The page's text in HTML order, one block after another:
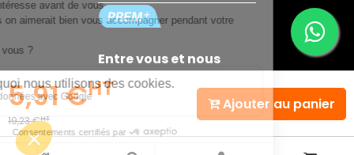
5,91 €HT
19,23 €HT
Ajouter au panier
Entre vous et nous